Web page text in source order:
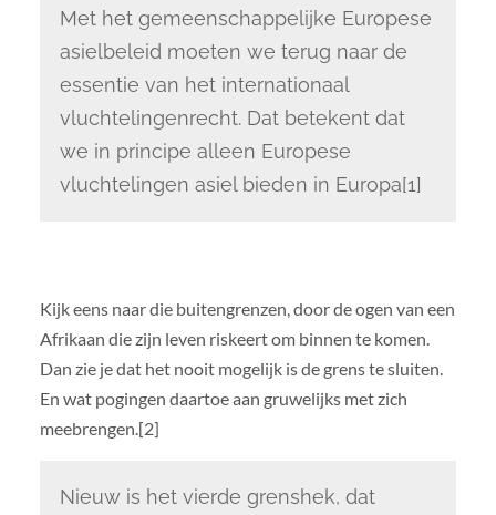
Met het gemeenschappelijke Europese
asielbeleid moeten we terug naar de
essentie van het internationaal
vluchtelingenrecht. Dat betekent dat
we in principe alleen Europese
vluchtelingen asiel bieden in Europa[1]
Kijk eens naar die buitengrenzen, door de ogen van een
Afrikaan die zijn leven riskeert om binnen te komen.
Dan zie je dat het nooit mogelijk is de grens te sluiten.
En wat pogingen daartoe aan gruwelijks met zich
meebrengen.[2]
Nieuw is het vierde grenshek, dat